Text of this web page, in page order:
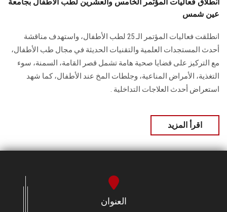
الزائـرون
سجل الان
انطلاق فعاليات المؤتمر الخامس والعشرين لطب الأطفال بجامعة
عين شمس
انطلقت فعاليات المؤتمر الـ 25 لطب الأطفال، واستهدف مناقشة
أحدث المستجدات العلمية والتقنيات الحديثة في مجال طب الأطفال،
مع التركيز على قضايا صحية هامة تشمل قصر القامة، السمنة، سوء
التغذية، الأمراض المناعية، وجلطات المخ عند الأطفال، كما شهد
استعراض أحدث العلاجات التداخلية .
اقرأ المزيد
العنوان